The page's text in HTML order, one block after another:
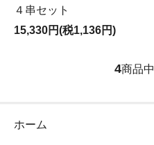
４串セット
15,330円(税1,136円)
4商品中
ホーム